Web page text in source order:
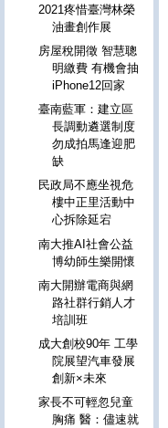
2021疼惜臺灣林榮
油畫創作展
房屋稅開徵 智慧聰
明繳費 有機會抽
iPhone12回家
臺南藍軍：建立區
長調動遴選制度
勿成拍馬逢迎肥
缺
民政局不應坐視危
樓中正里活動中
心拆除延宕
南大推AI社會公益
博幼師生樂開懷
南大開辦電商與網
路社群行銷人才
培訓班
成大創校90年 工學
院展望汽車發展
創新×未來
家長不可輕忽兒童
胸痛 醫：儘速就